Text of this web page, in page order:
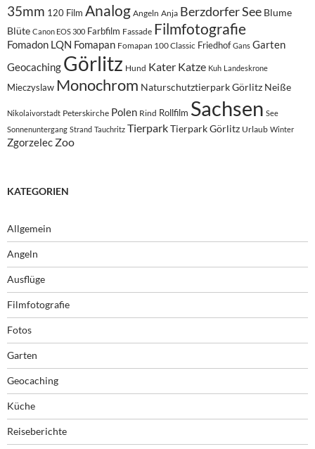
35mm 120 Film Analog Angeln Anja Berzdorfer See Blume
Blüte Canon EOS 300 Farbfilm Fassade Filmfotografie
Fomadon LQN Fomapan Fomapan 100 Classic Friedhof Gans Garten
Geocaching Görlitz Hund Kater Katze Kuh Landeskrone
Mieczyslaw Monochrom Naturschutztierpark Görlitz Neiße
Nikolaivorstadt Peterskirche Polen Rind Rollfilm Sachsen See
Sonnenuntergang Strand Tauchritz TierparkTierpark Görlitz Urlaub Winter
Zgorzelec Zoo
KATEGORIEN
Allgemein
Angeln
Ausflüge
Filmfotografie
Fotos
Garten
Geocaching
Küche
Reiseberichte